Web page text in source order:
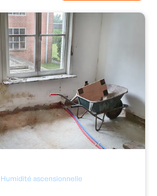
Humidité ascensionnelle